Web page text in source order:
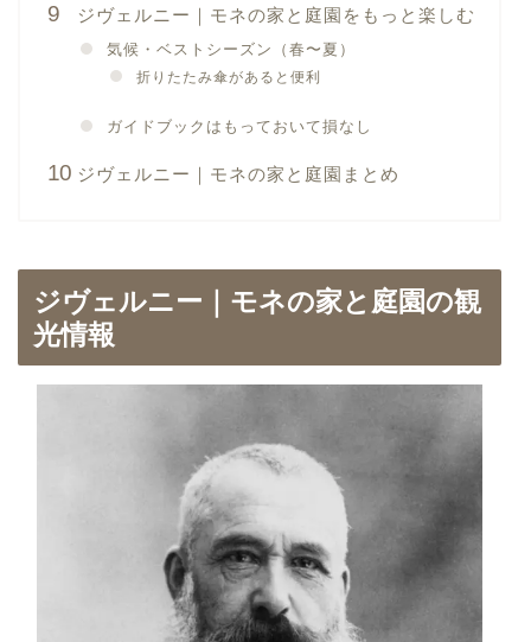
ジヴェルニー｜モネの家と庭園をもっと楽しむ
気候・ベストシーズン（春〜夏）
折りたたみ傘があると便利
ガイドブックはもっておいて損なし
ジヴェルニー｜モネの家と庭園まとめ
ジヴェルニー｜モネの家と庭園の観
光情報